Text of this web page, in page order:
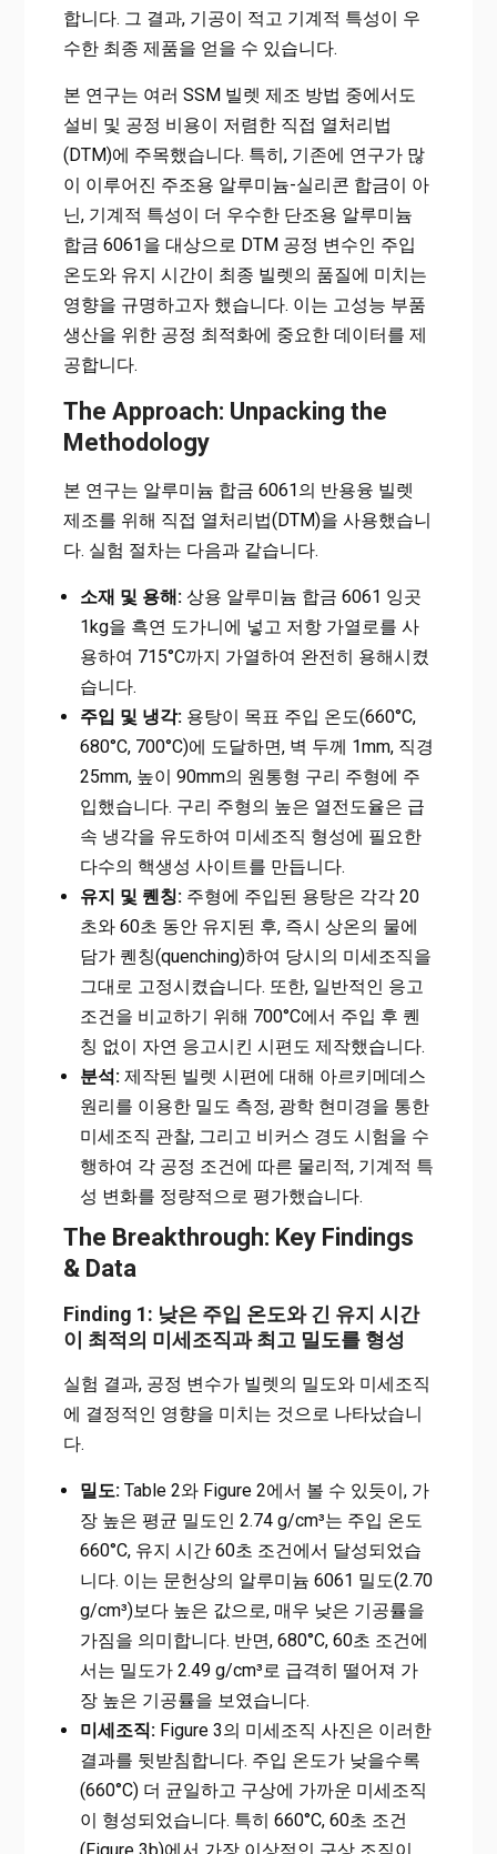
합니다. 그 결과, 기공이 적고 기계적 특성이 우
수한 최종 제품을 얻을 수 있습니다.
본 연구는 여러 SSM 빌렛 제조 방법 중에서도
설비 및 공정 비용이 저렴한 직접 열처리법
(DTM)에 주목했습니다. 특히, 기존에 연구가 많
이 이루어진 주조용 알루미늄-실리콘 합금이 아
닌, 기계적 특성이 더 우수한 단조용 알루미늄
합금 6061을 대상으로 DTM 공정 변수인 주입
온도와 유지 시간이 최종 빌렛의 품질에 미치는
영향을 규명하고자 했습니다. 이는 고성능 부품
생산을 위한 공정 최적화에 중요한 데이터를 제
공합니다.
The Approach: Unpacking the
Methodology
본 연구는 알루미늄 합금 6061의 반용융 빌렛
제조를 위해 직접 열처리법(DTM)을 사용했습니
다. 실험 절차는 다음과 같습니다.
소재 및 용해:상용 알루미늄 합금 6061 잉곳
1kg을 흑연 도가니에 넣고 저항 가열로를 사
용하여 715°C까지 가열하여 완전히 용해시켰
습니다.
주입 및 냉각:용탕이 목표 주입 온도(660°C,
680°C, 700°C)에 도달하면, 벽 두께 1mm, 직경
25mm, 높이 90mm의 원통형 구리 주형에 주
입했습니다. 구리 주형의 높은 열전도율은 급
속 냉각을 유도하여 미세조직 형성에 필요한
다수의 핵생성 사이트를 만듭니다.
유지 및 퀜칭:주형에 주입된 용탕은 각각 20
초와 60초 동안 유지된 후, 즉시 상온의 물에
담가 퀜칭(quenching)하여 당시의 미세조직을
그대로 고정시켰습니다. 또한, 일반적인 응고
조건을 비교하기 위해 700°C에서 주입 후 퀜
칭 없이 자연 응고시킨 시편도 제작했습니다.
분석:제작된 빌렛 시편에 대해 아르키메데스
원리를 이용한 밀도 측정, 광학 현미경을 통한
미세조직 관찰, 그리고 비커스 경도 시험을 수
행하여 각 공정 조건에 따른 물리적, 기계적 특
성 변화를 정량적으로 평가했습니다.
The Breakthrough: Key Findings
& Data
Finding 1: 낮은 주입 온도와 긴 유지 시간
이 최적의 미세조직과 최고 밀도를 형성
실험 결과, 공정 변수가 빌렛의 밀도와 미세조직
에 결정적인 영향을 미치는 것으로 나타났습니
다.
밀도:Table 2와 Figure 2에서 볼 수 있듯이, 가
장 높은 평균 밀도인 2.74 g/cm³는 주입 온도
660°C, 유지 시간 60초 조건에서 달성되었습
니다. 이는 문헌상의 알루미늄 6061 밀도(2.70
g/cm³)보다 높은 값으로, 매우 낮은 기공률을
가짐을 의미합니다. 반면, 680°C, 60초 조건에
서는 밀도가 2.49 g/cm³로 급격히 떨어져 가
장 높은 기공률을 보였습니다.
미세조직:Figure 3의 미세조직 사진은 이러한
결과를 뒷받침합니다. 주입 온도가 낮을수록
(660°C) 더 균일하고 구상에 가까운 미세조직
이 형성되었습니다. 특히 660°C, 60초 조건